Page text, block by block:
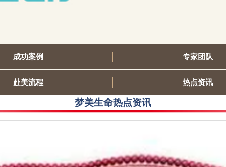
成功案例 专家团队
赴美流程 热点资讯
梦美生命热点资讯